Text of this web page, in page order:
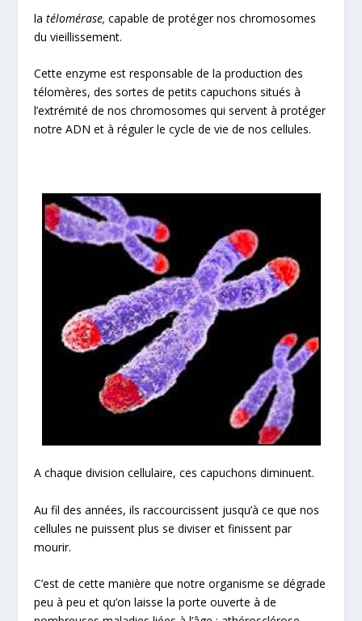
latélomérase, capable de protéger nos chromosomes
du vieillissement.
Cette enzyme est responsable de la production des
télomères, des sortes de petits capuchons situés à
l’extrémité de nos chromosomes qui servent à protéger
notre ADN et à réguler le cycle de vie de nos cellules.
A chaque division cellulaire, ces capuchons diminuent.
Au fil des années, ils raccourcissent jusqu’à ce que nos
cellules ne puissent plus se diviser et finissent par
mourir.
C’est de cette manière que notre organisme se dégrade
peu à peu et qu’on laisse la porte ouverte à de